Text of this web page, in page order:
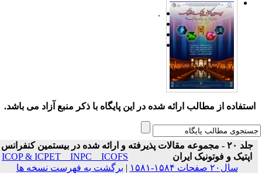
.
استفاده از مطالب ارائه شده در این پایگاه با ذکر منبع آزاد می باشد.
جلد ۲۰ - مجموعه مقالات پذیرفته و ارائه شده در بیستمین کنفرانس
اپتیک و فوتونیک ایران
ICOP & ICPET _ INPC _ ICOFS
سال۲۰ صفحات ۱۵۸۴-۱۵۸۱
| برگشت به فهرست نسخه ها